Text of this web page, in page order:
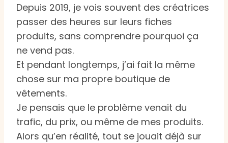
Depuis 2019, je vois souvent des créatrices
passer des heures sur leurs fiches
produits, sans comprendre pourquoi ça
ne vend pas.
Et pendant longtemps, j’ai fait la même
chose sur ma propre boutique de
vêtements.
Je pensais que le problème venait du
trafic, du prix, ou même de mes produits.
Alors qu’en réalité, tout se jouait déjà sur